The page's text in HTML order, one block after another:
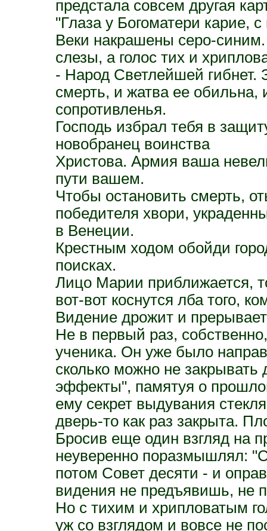
предстала совсем другая
"Глаза у Богоматери карие,
Веки накрашены серо-
слезы, а голос тих и
- Народ Светлейшей гибнет.
смерть, и жатва ее обильна,
сопротивленья.
Господь избрал тебя в
новобранец воинства
Христова. Армия ваша
пути вашем.
Чтобы остановить смерть,
победителя хвори,
в Венеции.
Крестным ходом обойди
поисках.
Лицо Марии приближается,
вот-вот коснутся лба того,
Видение дрожит и
Не в первый раз,
ученика. Он уже было
сколько можно не закрывать
эффекты", памятуя о
ему секрет выдувания
дверь-то как раз закрыта.
Бросив еще один взгляд на
неуверенно поразмышлял:
потом Совет десяти - и
видения не предъявишь, не
Но с тихим и хрипловатым
уж со взглядом и вовсе не